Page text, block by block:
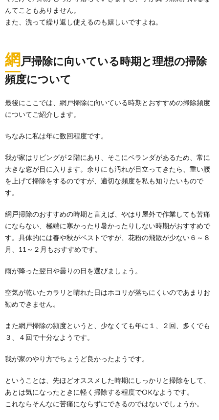
んてこともありません。
また、洗って繰り返し使えるのも嬉しいですよね。
網戸掃除に向いている時期と理想の掃除
頻度について
最後にここでは、網戸掃除に向いている時期とおすすめの掃除頻度
についてご紹介します。
ちなみに私は年に数回程度です。
我が家はリビングが２階にあり、そこにベランダがあるため、常に
大きな窓が目に入ります。余りにも汚れが目立ってきたら、重い腰
を上げて掃除をするのですが、適切な頻度を私も知りたいもので
す。
網戸掃除のおすすめの時期と言えば、やはり屋外で作業しても苦痛
にならない、極端に寒かったり暑かったりしない時期がおすすめで
す。具体的には春や秋がベストですが、花粉の飛散が少ない６～８
月、11～２月もおすすめです。
雨が降った翌日や曇りの日を選びましょう。
空気が乾いたカラリと晴れた日はホコリが落ちにくいのであまりお
勧めできません。
また網戸掃除の頻度というと、少なくても年に１、２回、多くでも
３、４回で十分なようです。
我が家のやり方でちょうど良かったようです。
ということは、先ほどオススメした時期にしっかりと掃除をして、
あとは気になったときに軽く掃除する程度でOKなようです。
これならそんなに苦痛にならずにできるのではないでしょうか。